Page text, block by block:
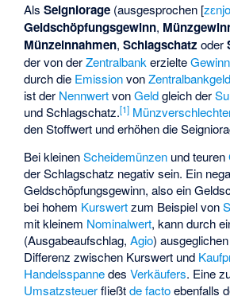
AlsSeigniorage (ausgesprochen [
Geldschöpfungsgewinn,
Münzeinnahmen,Schlagschatz oder
der von derZentralbankerzielteGewinn
durch die EmissionvonZentralbankgeld
ist der NennwertvonGeldgleich der
und Schlagschatz.[1]
den Stoffwert und erhöhen die
Bei kleinenScheidemünzen und teuren
der Schlagschatz negativ sein. Ein
Geldschöpfungsgewinn, also ein
bei hohem Kurswertzum Beispiel von
mit kleinem Nominalwert, kann durch
(Ausgabeaufschlag,Agio)
Differenz zwischen Kurswert und
HandelsspannedesVerkäufers. Eine
Umsatzsteuerfließtde factoebenfalls